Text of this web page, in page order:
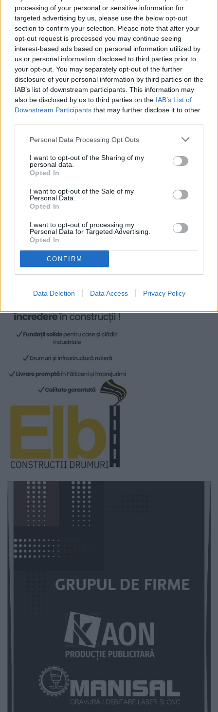
processing of your personal or sensitive information for
targeted advertising by us, please use the below opt-out
section to confirm your selection. Please note that after your
opt-out request is processed you may continue seeing
interest-based ads based on personal information utilized by
us or personal information disclosed to third parties prior to
your opt-out. You may separately opt-out of the further
disclosure of your personal information by third parties on the
IAB’s list of downstream participants. This information may
also be disclosed by us to third parties on the IAB’s List of
Downstream Participants that may further disclose it to other
Personal Data Processing Opt Outs
I want to opt-out of the Sharing of my
personal data.
Opted In
I want to opt-out of the Sale of my
Personal Data.
Opted In
I want to opt-out of processing my
Personal Data for Targeted Advertising.
Opted In
CONFIRM
Data Deletion Data Access Privacy Policy